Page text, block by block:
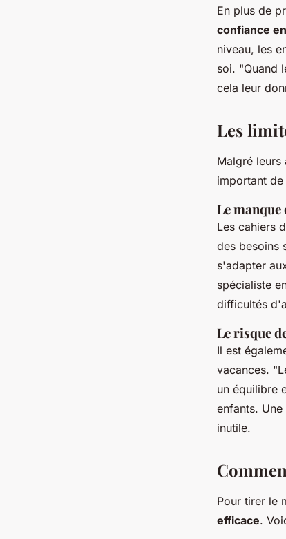
En plus de
confiance
niveau, les
soi. "Quand
cela leur
Les
Malgré leurs
important
Le
Les cahiers
des besoins
s'adapter
spécialiste
difficultés
Le risque
Il est
vacances.
un équilibre
enfants.
inutile.
Pour tirer le
efficace.